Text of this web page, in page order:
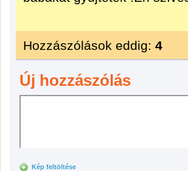
Hozzászólások eddig: 4
Új hozzászólás
Kép feltöltése